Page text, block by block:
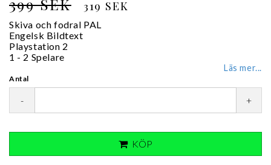
399 SEK 319 SEK
Skiva och fodral PAL
Engelsk Bildtext
Playstation 2
1 - 2 Spelare
Läs mer...
Antal
- +
KÖP